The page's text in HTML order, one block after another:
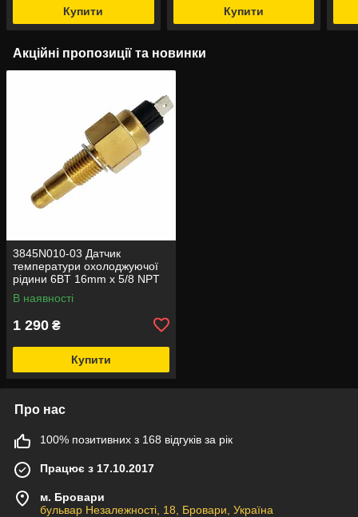
Купити Купити
Акційні пропозиції та новинки
3845N010-03 Датчик
температури охолоджуючої
рідини 6BT 16mm x 5/8 NPT
В наявності
1 290 ₴
Купити
Про нас
100% позитивних з 168 відгуків за рік
Працює з 17.10.2017
м. Бровари
бульвар Незалежності, 18, Бровари, Україна